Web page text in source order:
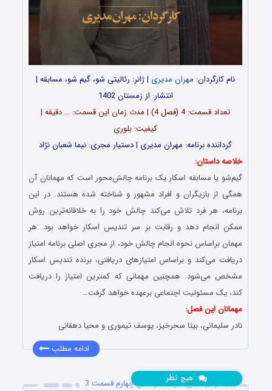
نام کارگردان: مهران مدیری | ژانر: رئالیتی شو، گیم شو، مسابقه |
انتشار: از زمستان 1402
تعداد قسمت‌: 4 (فصل 4) | مدت زمان این قسمت: … دقیقه |
کیفیت: بلوری
گرداننده برنامه: مهران مدیری | دستیار مجری: نیما شعبان نژاد
خلاصه داستان:
گیم‌شو یا مسابقه اسکار یک برنامه چالش‌محور است که مهمانان آن
همگی از بازیگران و افراد مشهور و شناخته‌ شده هستند. در این
برنامه، هر فرد تلاش می‌کند چالش خود را به خلاقانه‌ترین روش
ممکن انجام دهد و رقابت بر سر تندیس اسکار خواهد بود. هر
مهمان براساس نحوه انجام چالش خود، از مجری اصلی برنامه امتیاز
دریافت می‌کند و براساس امتیازهای دریافتی، برنده تندیس اسکار
مشخص می‌شود. همچنین مهمانی که کمترین امتیاز را دریافت
کند، یک مسئولیت اجتماعی برعهده خواهد گرفت…
مهمانان این فصل:
نادر سلیمانی، بیتا سحرخیز، یوسف تیموری و محیا دهقانی
ادامه مطلب
دانلود رئالیتی شو اسکار فصل چهارم قسمت 3
هیچ نظر